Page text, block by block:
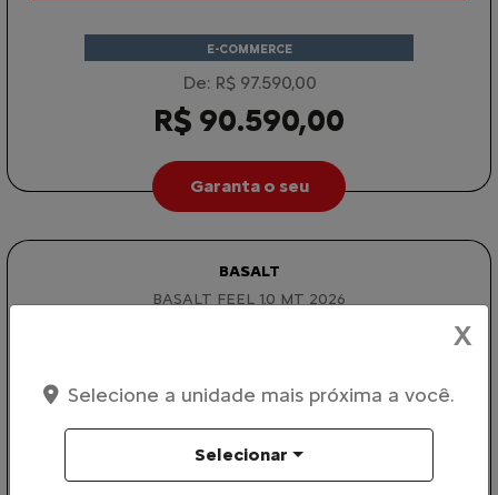
E-COMMERCE
De: R$ 97.590,00
R$ 90.590,00
Garanta o seu
BASALT
BASALT FEEL 1.0 MT 2026
X
Selecione a unidade mais próxima a você.
Selecionar